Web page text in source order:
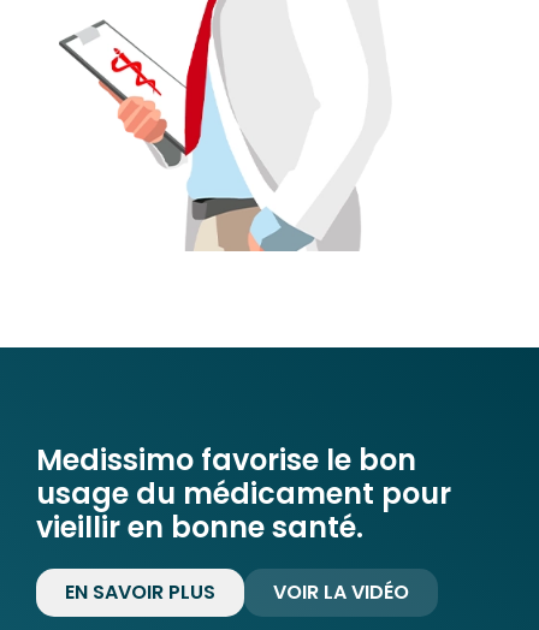
Medissimo favorise le bon
usage du médicament pour
vieillir en bonne santé.
EN SAVOIR PLUS VOIR LA VIDÉO